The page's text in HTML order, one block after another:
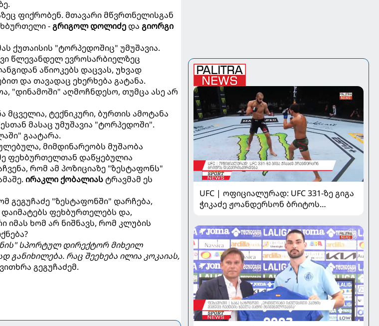
ფიქრობენ. მთავარი მწვრთნელისგან
-გრიგოლ დოლიძედა გიორგი
ქუთაისის "ტორპედოშიც" უმუშავია.
წლევანდელ ევროსარბიელზეც
აწიოკებს დაცვას, უხვად
და თავადაც ეხერხება გატანა.
"დინამოში" აღმოჩნდესო, თუმცა ასე არ
ტექნიკური, ბურთის ამოტანა
მასაც უმუშავია "ტორპედოში".
გაატარა.
მიმდინარეობს მუშაობა
ფეხბურთელთან დაწყებულია
რომ ამ პოზიციაზე "ზესტაფონს"
ირაკლი ქობალიასტრავმამ ეს
გეგუჩაძე "ზესტაფონში" დარჩება,
ფეხბურთელებს და,
იმას ხომ არ ნიშნავს, რომ კლუბის
სპორტულ დირექტორ მიხეილ
განიხილება. რაც შეეხება ილია კოკაიას,
გეგუჩაძემ.
UFC | ოფიციალურად: UFC 331-ზე გიგა
ჭიკაძე ჟოანდერსონ ბრიტოს